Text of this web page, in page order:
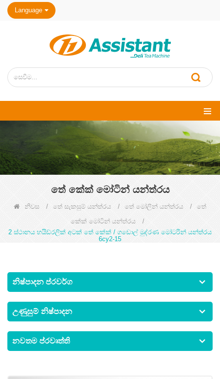
Language
තේ කේක් මෝටින් යන්ත්රය
නිවස / තේ සැකසුම් යන්ත්රය / තේ මෝලින් යන්ත්රය /
තේ
කේක් මෝටින් යන්ත්රය
/
2 ස්ථානය හයිඩ්රලික් අටක් තේ කේක් / ගඩොල් මුද්රණ මෝටරින් යන්ත්රය
6cy2-15
නිෂ්පාදන ප්රවර්ග
උණුසුම් නිෂ්පාදන
නවතම ප්රවෘත්ති